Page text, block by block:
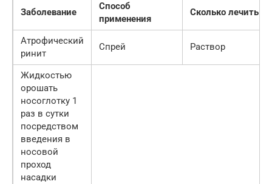
Заболевание
Способ
применения
Сколько лечить
Атрофический
ринит
Спрей Раствор
Жидкостью
орошать
носоглотку 1
раз в сутки
посредством
введения в
носовой
проход
насадки